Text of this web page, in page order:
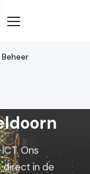
Ons
direct in de